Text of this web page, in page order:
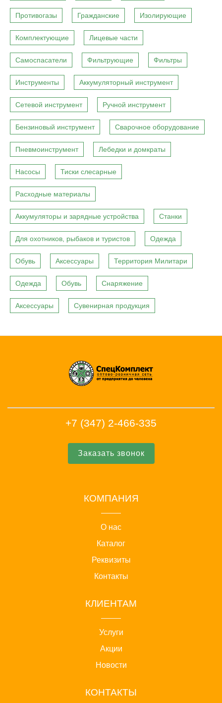
Противогазы Гражданские Изолирующие
Комплектующие Лицевые части
Самоспасатели Фильтрующие Фильтры
Инструменты Аккумуляторный инструмент
Сетевой инструмент Ручной инструмент
Бензиновый инструмент Сварочное оборудование
Пневмоинструмент Лебедки и домкраты
Насосы Тиски слесарные
Расходные материалы
Аккумуляторы и зарядные устройства Станки
Для охотников, рыбаков и туристов Одежда
Обувь Аксессуары Территория Милитари
Одежда Обувь Снаряжение
Аксессуары Сувенирная продукция
+7 (347) 2-466-335
Заказать звонок
КОМПАНИЯ
О нас
Каталог
Реквизиты
Контакты
КЛИЕНТАМ
Услуги
Акции
Новости
КОНТАКТЫ